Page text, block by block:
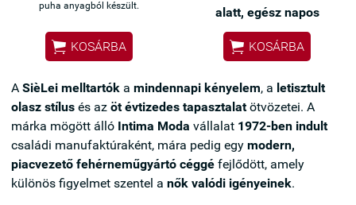
puha anyagból készült.
 KOSÁRBA
alatt, egész napos
kényelemmel.
✔ Természetes push up
✔ Szép, kerek dekoltázs
egész nap
✔ Selymes, prémium
érzetű anyag
 KOSÁRBA
A SièLei melltartók a mindennapi kényelem, a letisztult
olasz stílus és az öt évtizedes tapasztalatötvözetei. A
márka mögött álló Intima Moda vállalat 1972-ben indult
családi manufaktúraként, mára pedig egy modern,
piacvezető fehérneműgyártó céggé fejlődött, amely
különös figyelmet szentel a nők valódi igényeinek.